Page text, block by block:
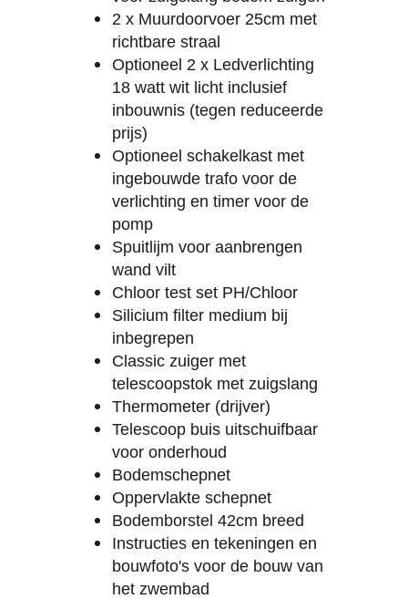
2 x Muurdoorvoer 25cm met
richtbare straal
Optioneel 2 x Ledverlichting
18 watt wit licht inclusief
inbouwnis (tegen reduceerde
prijs)
Optioneel schakelkast met
ingebouwde trafo voor de
verlichting en timer voor de
pomp
Spuitlijm voor aanbrengen
wand vilt
Chloor test set PH/Chloor
Silicium filter medium bij
inbegrepen
Classic zuiger met
telescoopstok met zuigslang
Thermometer (drijver)
Telescoop buis uitschuifbaar
voor onderhoud
Bodemschepnet
Oppervlakte schepnet
Bodemborstel 42cm breed
Instructies en tekeningen en
bouwfoto's voor de bouw van
het zwembad